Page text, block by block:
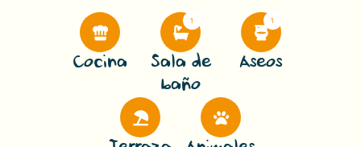
Cocina
1
Sala de
baño
1
Aseos